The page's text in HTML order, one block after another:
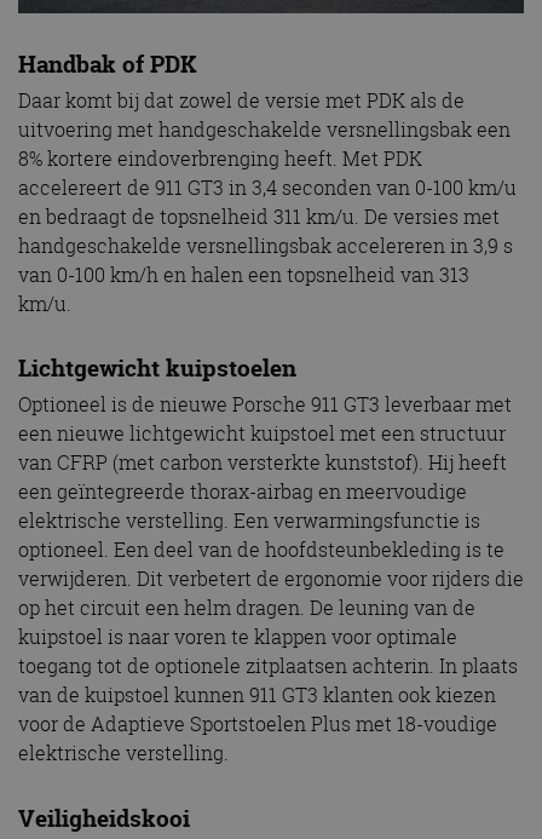
Handbak of PDK
Daar komt bij dat zowel de versie met PDK als de
uitvoering met handgeschakelde versnellingsbak een
8% kortere eindoverbrenging heeft. Met PDK
accelereert de 911 GT3 in 3,4 seconden van 0-100 km/u
en bedraagt de topsnelheid 311 km/u. De versies met
handgeschakelde versnellingsbak accelereren in 3,9 s
van 0-100 km/h en halen een topsnelheid van 313
km/u.
Lichtgewicht kuipstoelen
Optioneel is de nieuwe Porsche 911 GT3 leverbaar met
een nieuwe lichtgewicht kuipstoel met een structuur
van CFRP (met carbon versterkte kunststof). Hij heeft
een geïntegreerde thorax-airbag en meervoudige
elektrische verstelling. Een verwarmingsfunctie is
optioneel. Een deel van de hoofdsteunbekleding is te
verwijderen. Dit verbetert de ergonomie voor rijders die
op het circuit een helm dragen. De leuning van de
kuipstoel is naar voren te klappen voor optimale
toegang tot de optionele zitplaatsen achterin. In plaats
van de kuipstoel kunnen 911 GT3 klanten ook kiezen
voor de Adaptieve Sportstoelen Plus met 18-voudige
elektrische verstelling.
Veiligheidskooi